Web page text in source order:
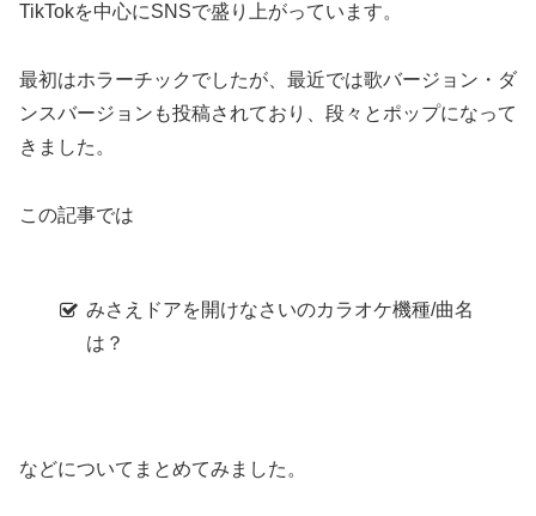
TikTokを中心にSNSで盛り上がっています。
最初はホラーチックでしたが、最近では歌バージョン・ダ
ンスバージョンも投稿されており、段々とポップになって
きました。
この記事では
みさえドアを開けなさいのカラオケ機種/曲名
は？
などについてまとめてみました。